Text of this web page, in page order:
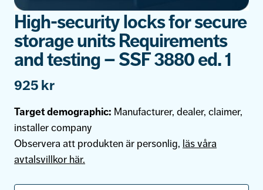
High-security locks for secure
storage units Requirements
and testing – SSF 3880 ed. 1
925 kr
Target demographic: Manufacturer, dealer, claimer,
installer company
Observera att produkten är personlig, läs våra
avtalsvillkor här.